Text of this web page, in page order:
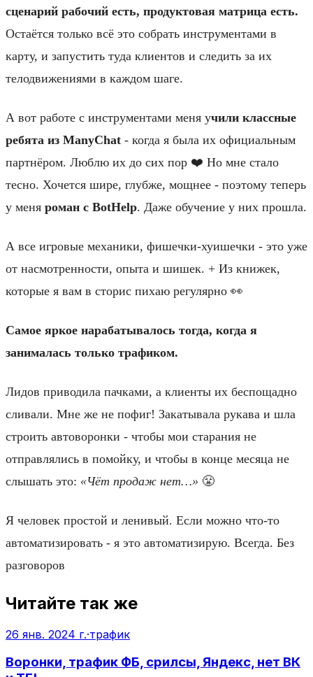
сценарий рабочий есть, продуктовая матрица есть.
Остаётся только всё это собрать инструментами в
карту, и запустить туда клиентов и следить за их
телодвижениями в каждом шаге.
А вот работе с инструментами меня учили классные
ребята из ManyChat - когда я была их официальным
партнёром. Люблю их до сих пор ❤️ Но мне стало
тесно. Хочется шире, глубже, мощнее - поэтому теперь
у меня роман с BotHelp. Даже обучение у них прошла.
А все игровые механики, фишечки-хуишечки - это уже
от насмотренности, опыта и шишек. + Из книжек,
которые я вам в сторис пихаю регулярно 👀
Самое яркое нарабатывалось тогда, когда я
занималась только трафиком.
Лидов приводила пачками, а клиенты их беспощадно
сливали. Мне же не пофиг! Закатывала рукава и шла
строить автоворонки - чтобы мои старания не
отправлялись в помойку, и чтобы в конце месяца не
слышать это: «Чёт продаж нет…» 😤
Я человек простой и ленивый. Если можно что-то
автоматизировать - я это автоматизирую. Всегда. Без
разговоров
Читайте так же
26 янв. 2024 г.·трафик
Воронки, трафик ФБ, срилсы, Яндекс, нет ВК